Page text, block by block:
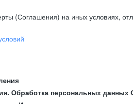
(Соглашения) на иных условиях,
Обработка персональных данных